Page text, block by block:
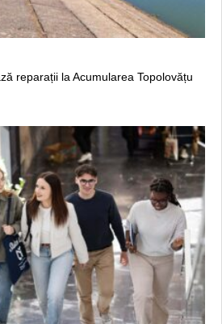
reparații la Acumularea Topolovățu